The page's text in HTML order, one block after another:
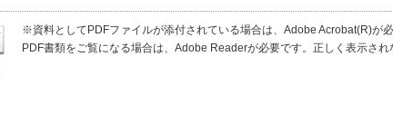
※資料としてPDFファイルが添付されている場合は、Adobe Acrobat(R)が必
PDF書類をご覧になる場合は、Adobe Readerが必要です。正しく表示され